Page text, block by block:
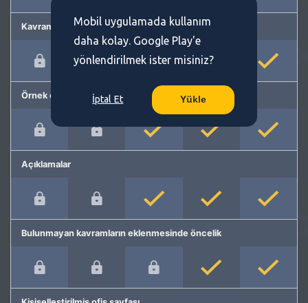
Kavram önerme
Örnek cümleler
Açıklamalar
Bulunmayan kavramların eklenmesinde öncelik
Mobil uygulamada kullanım
daha kolay. Google Play'e
yönlendirilmek ister misiniz?
İptal Et Yükle